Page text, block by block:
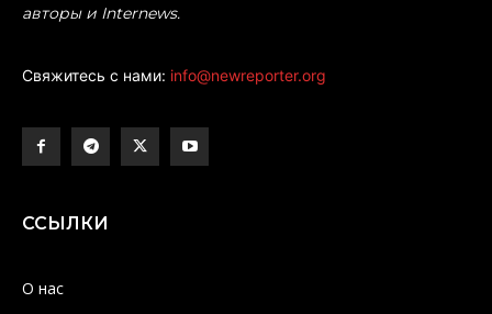
авторы и Internews.
Свяжитесь с нами: info@newreporter.org
ССЫЛКИ
О нас